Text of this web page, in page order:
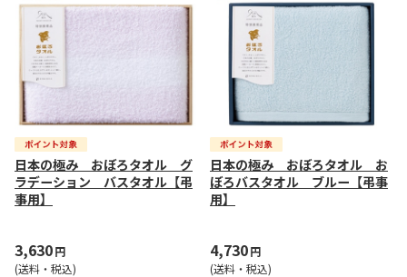
日本の極み おぼろタオル グ
ラデーション バスタオル【弔
事用】
3,630円
(送料・税込)
日本の極み おぼろタオル お
ぼろバスタオル ブルー【弔事
用】
4,730円
(送料・税込)